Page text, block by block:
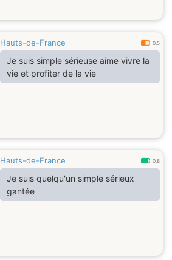
Hauts-de-France 0.5
Je suis simple sérieuse aime vivre la
vie et profiter de la vie
Hauts-de-France 0.8
Je suis quelqu'un simple sérieux
gantée